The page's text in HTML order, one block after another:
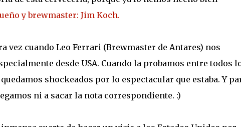
y brewmaster: Jim Koch.
vez cuando Leo Ferrari (Brewmaster de Antares) nos
desde USA. Cuando la probamos entre todos
shockeados por lo espectacular que estaba. Y
ni a sacar la nota correspondiente. :)